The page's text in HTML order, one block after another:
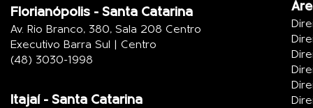
Florianópolis - Santa Catarina
Av. Rio Branco, 380, Sala 208 Centro
Executivo Barra Sul | Centro
(48) 3030-1998
Itajaí - Santa Catarina